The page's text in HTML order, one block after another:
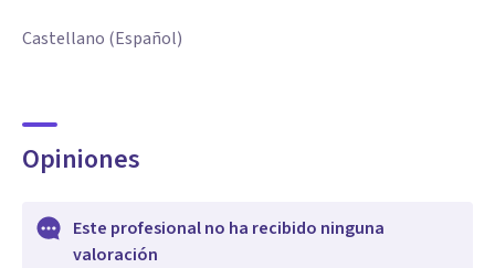
Castellano (Español)
Opiniones
Este profesional no ha recibido ninguna
valoración